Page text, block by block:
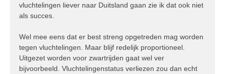
vluchtelingen liever naar Duitsland gaan zie ik dat ook niet
als succes.
Wel mee eens dat er best streng opgetreden mag worden
tegen vluchtelingen. Maar blijf redelijk proportioneel.
Uitgezet worden voor zwartrijden gaat wel ver
bijvoorbeeld. Vluchtelingenstatus verliezen zou dan echt